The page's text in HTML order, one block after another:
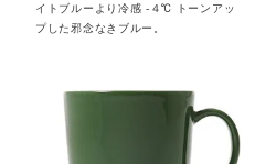
イトブルーより冷感 -４℃ トーンアッ
プした邪念なきブルー。